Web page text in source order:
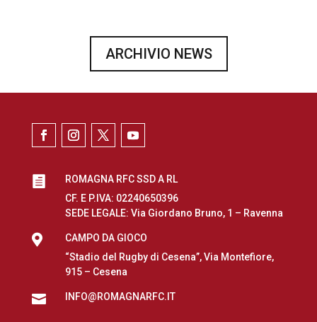
ARCHIVIO NEWS

ROMAGNA RFC SSD A RL
CF. E P.IVA: 02240650396
SEDE LEGALE: Via Giordano Bruno, 1 – Ravenna

CAMPO DA GIOCO
“Stadio del Rugby di Cesena”, Via Montefiore,
915 – Cesena
 INFO@ROMAGNARFC.IT